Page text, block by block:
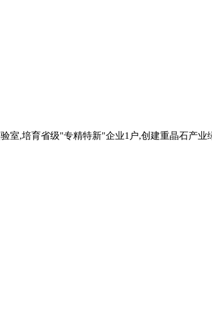
室,培育省级"专精特新"企业1户,创建重晶石产业